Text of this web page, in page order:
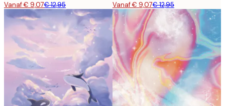
Vanaf € 9,07€ 12,95 Vanaf € 9,07€ 12,95